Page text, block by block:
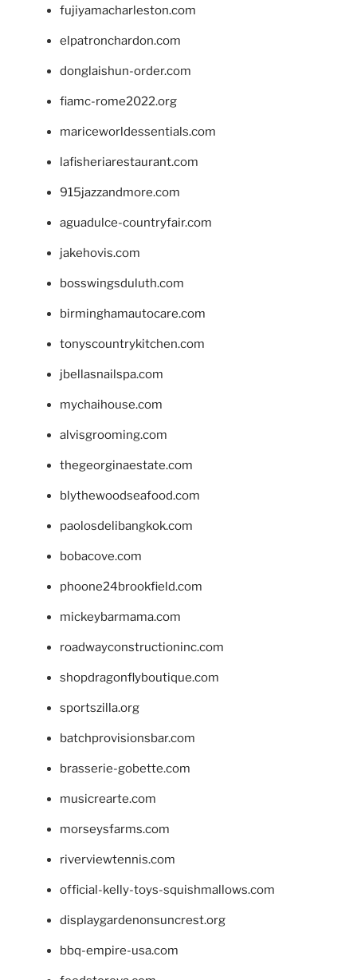
fujiyamacharleston.com
elpatronchardon.com
donglaishun-order.com
fiamc-rome2022.org
mariceworldessentials.com
lafisheriarestaurant.com
915jazzandmore.com
aguadulce-countryfair.com
jakehovis.com
bosswingsduluth.com
birminghamautocare.com
tonyscountrykitchen.com
jbellasnailspa.com
mychaihouse.com
alvisgrooming.com
thegeorginaestate.com
blythewoodseafood.com
paolosdelibangkok.com
bobacove.com
phoone24brookfield.com
mickeybarmama.com
roadwayconstructioninc.com
shopdragonflyboutique.com
sportszilla.org
batchprovisionsbar.com
brasserie-gobette.com
musicrearte.com
morseysfarms.com
riverviewtennis.com
official-kelly-toys-squishmallows.com
displaygardenonsuncrest.org
bbq-empire-usa.com